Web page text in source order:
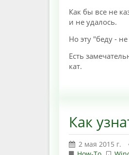
Как бы все не
и не удалось.
Но эту "беду -
Есть
кат.
Как
2 мая 2015 г.